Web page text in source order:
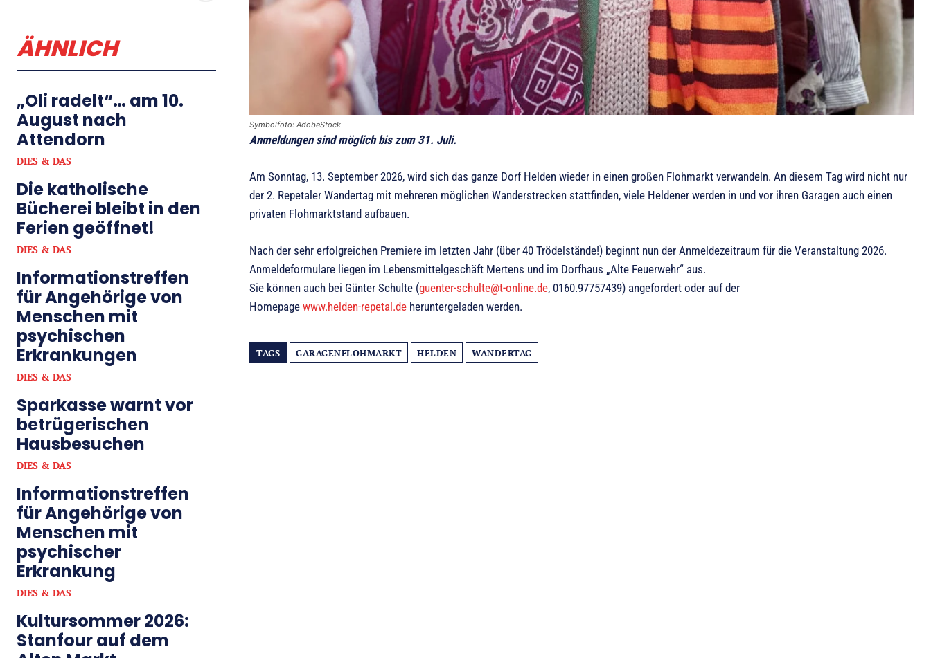
ÄHNLICH
„Oli radelt“… am 10.
August nach
Attendorn
DIES & DAS
Die katholische
Bücherei bleibt in den
Ferien geöffnet!
DIES & DAS
Informationstreffen
für Angehörige von
Menschen mit
psychischen
Erkrankungen
DIES & DAS
Sparkasse warnt vor
betrügerischen
Hausbesuchen
DIES & DAS
Informationstreffen
für Angehörige von
Menschen mit
psychischer
Erkrankung
DIES & DAS
Kultursommer 2026:
Stanfour auf dem
Symbolfoto: AdobeStock
Anmeldungen sind möglich bis zum 31. Juli.
Am Sonntag, 13. September 2026, wird sich das ganze Dorf Helden wieder in einen großen Flohmarkt verwandeln. An diesem Tag wird nicht nur
der 2. Repetaler Wandertag mit mehreren möglichen Wanderstrecken stattfinden, viele Heldener werden in und vor ihren Garagen auch einen
privaten Flohmarktstand aufbauen.
Nach der sehr erfolgreichen Premiere im letzten Jahr (über 40 Trödelstände!) beginnt nun der Anmeldezeitraum für die Veranstaltung 2026.
Anmeldeformulare liegen im Lebensmittelgeschäft Mertens und im Dorfhaus „Alte Feuerwehr“ aus.
Sie können auch bei Günter Schulte (guenter-schulte@t-online.de, 0160.97757439) angefordert oder auf der
Homepage www.helden-repetal.de heruntergeladen werden.
TAGS GARAGENFLOHMARKT HELDEN WANDERTAG